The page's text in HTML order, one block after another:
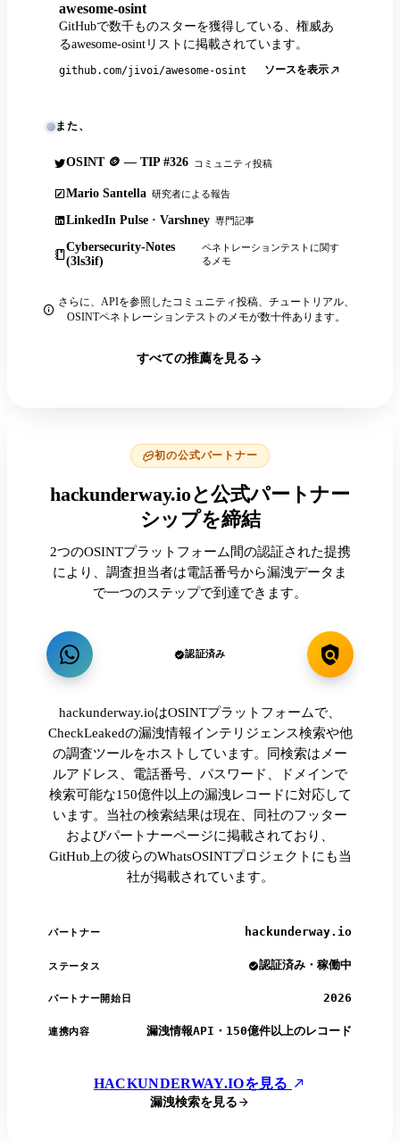
awesome-osint
GitHubで数千ものスターを獲得している、権威あ
るawesome-osintリストに掲載されています。
github.com/jivoi/awesome-osint ソースを表示
また、
OSINT 🪙 — TIP #326 コミュニティ投稿
Mario Santella 研究者による報告
LinkedIn Pulse · Varshney 専門記事
Cybersecurity-Notes
(3ls3if)
ペネトレーションテストに関す
るメモ
さらに、APIを参照したコミュニティ投稿、チュートリアル、
OSINTペネトレーションテストのメモが数十件あります。
すべての推薦を見る
初の公式パートナー
hackunderway.ioと公式パートナー
シップを締結
2つのOSINTプラットフォーム間の認証された提携
により、調査担当者は電話番号から漏洩データま
で一つのステップで到達できます。
認証済み
hackunderway.ioはOSINTプラットフォームで、
CheckLeakedの漏洩情報インテリジェンス検索や他
の調査ツールをホストしています。同検索はメー
ルアドレス、電話番号、パスワード、ドメインで
検索可能な150億件以上の漏洩レコードに対応して
います。当社の検索結果は現在、同社のフッター
およびパートナーページに掲載されており、
GitHub上の彼らのWhatsOSINTプロジェクトにも当
社が掲載されています。
パートナー hackunderway.io
ステータス 認証済み・稼働中
パートナー開始日 2026
連携内容 漏洩情報API・150億件以上のレコード
HACKUNDERWAY.IOを見る
漏洩検索を見る